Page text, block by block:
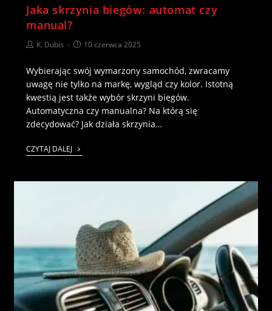
Jaka skrzynia biegów: automat czy
manual?
K. Dubis 10 czerwca 2025
Wybierając swój wymarzony samochód, zwracamy
uwagę nie tylko na markę, wygląd czy kolor. Istotną
kwestią jest także wybór skrzyni biegów.
Automatyczna czy manualna? Na którą się
zdecydować? Jak działa skrzynia…
CZYTAJ DALEJ